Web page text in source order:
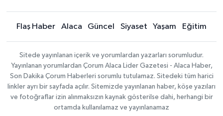
Flaş Haber Alaca Güncel Siyaset Yaşam Eğitim
Sitede yayınlanan içerik ve yorumlardan yazarları sorumludur.
Yayınlanan yorumlardan Çorum Alaca Lider Gazetesi - Alaca Haber,
Son Dakika Çorum Haberleri sorumlu tutulamaz. Sitedeki tüm harici
linkler ayrı bir sayfada açılır. Sitemizde yayınlanan haber, köşe yazıları
ve fotoğraflar izin alınmaksızın kaynak gösterilse dahi, herhangi bir
ortamda kullanılamaz ve yayınlanamaz